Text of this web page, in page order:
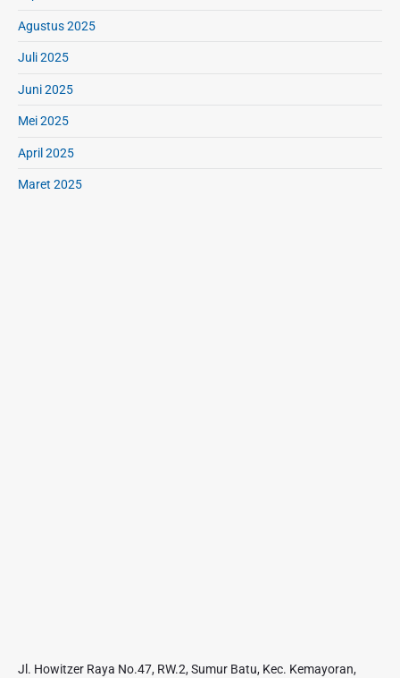
Agustus 2025
Juli 2025
Juni 2025
Mei 2025
April 2025
Maret 2025
Jl. Howitzer Raya No.47, RW.2, Sumur Batu, Kec. Kemayoran,